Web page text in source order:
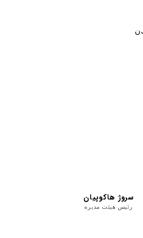
سروژ هاکوپیان
رئیس هیئت مدیره